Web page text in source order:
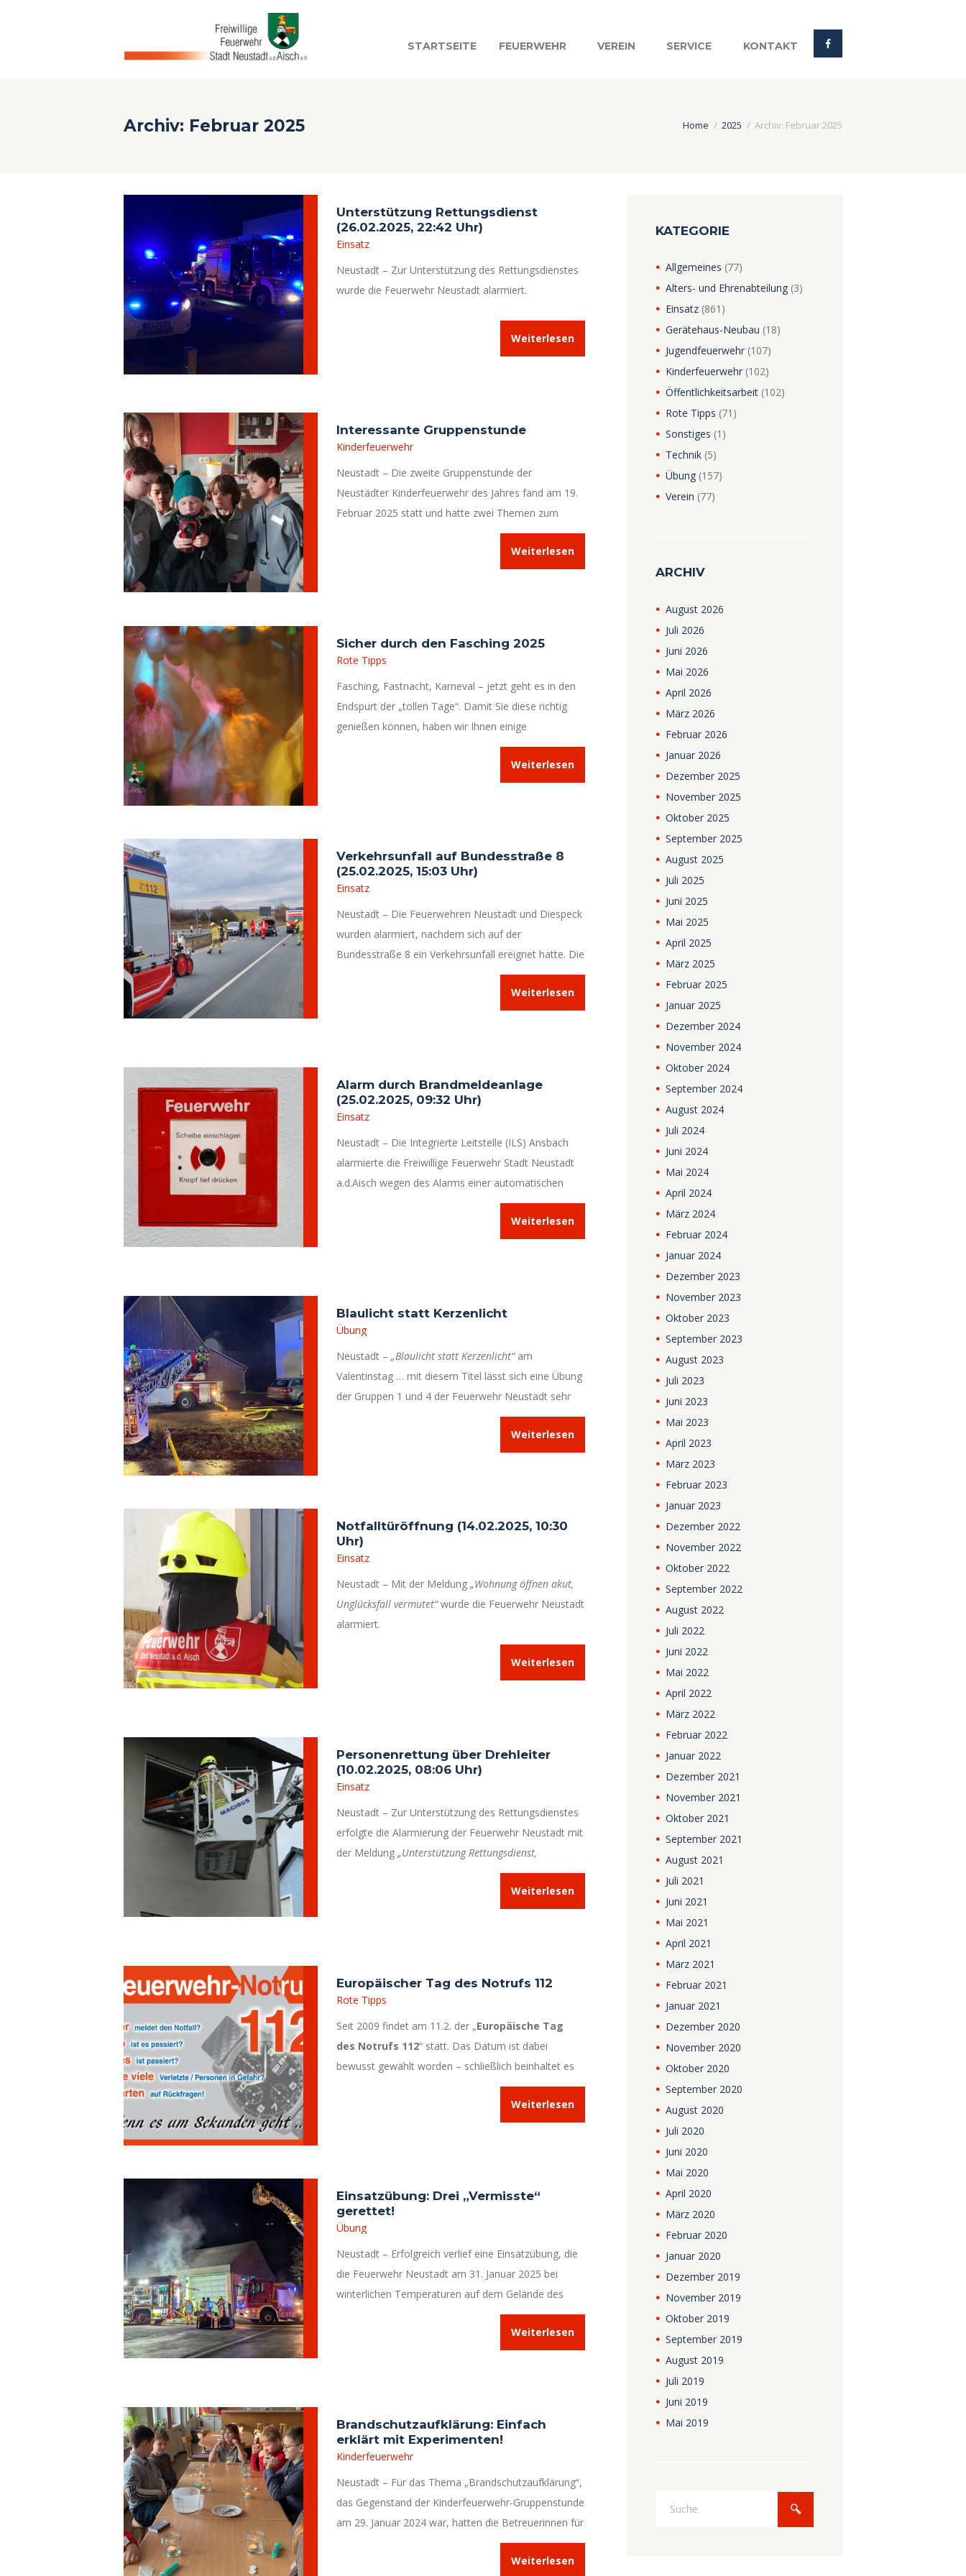
STARTSEITE FEUERWEHR VEREIN SERVICE KONTAKT
Archiv: Februar 2025 Home 2025 Archiv: Februar 2025
Unterstützung Rettungsdienst
(26.02.2025, 22:42 Uhr)
Einsatz
Neustadt – Zur Unterstützung des Rettungsdienstes
wurde die Feuerwehr Neustadt alarmiert.
Weiterlesen
Interessante Gruppenstunde
Kinderfeuerwehr
Neustadt – Die zweite Gruppenstunde der
Neustädter Kinderfeuerwehr des Jahres fand am 19.
Februar 2025 statt und hatte zwei Themen zum
Weiterlesen
Sicher durch den Fasching 2025
Rote Tipps
Fasching, Fastnacht, Karneval – jetzt geht es in den
Endspurt der „tollen Tage“. Damit Sie diese richtig
genießen können, haben wir Ihnen einige
(lebens-)wichtige Sicherheitstipps zusammengestellt.
Weiterlesen
Verkehrsunfall auf Bundesstraße 8
(25.02.2025, 15:03 Uhr)
Einsatz
Neustadt – Die Feuerwehren Neustadt und Diespeck
wurden alarmiert, nachdem sich auf der
Bundesstraße 8 ein Verkehrsunfall ereignet hatte. Die
„Lkw gegen Pkw …“.
Weiterlesen
Alarm durch Brandmeldeanlage
(25.02.2025, 09:32 Uhr)
Einsatz
Neustadt – Die Integrierte Leitstelle (ILS) Ansbach
alarmierte die Freiwillige Feuerwehr Stadt Neustadt
a.d.Aisch wegen des Alarms einer automatischen
Weiterlesen
Blaulicht statt Kerzenlicht
Übung
Neustadt –„Blaulicht statt Kerzenlicht“am
Valentinstag … mit diesem Titel lässt sich eine Übung
der Gruppen 1 und 4 der Feuerwehr Neustadt sehr
gut überschreiben. Die Aktiven trafen sich am 14.
Weiterlesen
Notfalltüröffnung (14.02.2025, 10:30
Uhr)
Einsatz
Neustadt – Mit der Meldung„Wohnung öffnen akut,
Unglücksfall vermutet“wurde die Feuerwehr Neustadt
alarmiert.
Weiterlesen
Personenrettung über Drehleiter
(10.02.2025, 08:06 Uhr)
Einsatz
Neustadt – Zur Unterstützung des Rettungsdienstes
erfolgte die Alarmierung der Feuerwehr Neustadt mit
der Meldung„Unterstützung Rettungsdienst,
Weiterlesen
Europäischer Tag des Notrufs 112
Rote Tipps
Seit 2009 findet am 11.2. der „Europäische Tag
des Notrufs 112“ statt. Das Datum ist dabei
bewusst gewählt worden – schließlich beinhaltet es
die EU-weit einheitliche Notrufnummer 112. Die
Feuerwehr Neustadt unterstützt diese Kampagne
und will mit diesem Artikel dazu beitragen, die
Weiterlesen
Einsatzübung: Drei „Vermisste“
gerettet!
Übung
Neustadt – Erfolgreich verlief eine Einsatzübung, die
die Feuerwehr Neustadt am 31. Januar 2025 bei
winterlichen Temperaturen auf dem Gelände des
Weiterlesen
Brandschutzaufklärung: Einfach
erklärt mit Experimenten!
Kinderfeuerwehr
Neustadt – Für das Thema „Brandschutzaufklärung“,
das Gegenstand der Kinderfeuerwehr-Gruppenstunde
am 29. Januar 2024 war, hatten die Betreuerinnen für
„ihre“ Kinder einmal mehr allerhand vorbereitet.
Weiterlesen
KATEGORIE
Allgemeines (77)
Alters- und Ehrenabteilung(3)
Einsatz(861)
Gerätehaus-Neubau (18)
Jugendfeuerwehr(107)
Kinderfeuerwehr(102)
Öffentlichkeitsarbeit(102)
Rote Tipps (71)
Sonstiges (1)
Technik(5)
Übung(157)
Verein (77)
ARCHIV
August 2026
Juli 2026
Juni 2026
Mai 2026
April 2026
März 2026
Februar 2026
Januar 2026
Dezember 2025
November 2025
Oktober 2025
September 2025
August 2025
Juli 2025
Juni 2025
Mai 2025
April 2025
März 2025
Februar 2025
Januar 2025
Dezember 2024
November 2024
Oktober 2024
September 2024
August 2024
Juli 2024
Juni 2024
Mai 2024
April 2024
März 2024
Februar 2024
Januar 2024
Dezember 2023
November 2023
Oktober 2023
September 2023
August 2023
Juli 2023
Juni 2023
Mai 2023
April 2023
März 2023
Februar 2023
Januar 2023
Dezember 2022
November 2022
Oktober 2022
September 2022
August 2022
Juli 2022
Juni 2022
Mai 2022
April 2022
März 2022
Februar 2022
Januar 2022
Dezember 2021
November 2021
Oktober 2021
September 2021
August 2021
Juli 2021
Juni 2021
Mai 2021
April 2021
März 2021
Februar 2021
Januar 2021
Dezember 2020
November 2020
Oktober 2020
September 2020
August 2020
Juli 2020
Juni 2020
Mai 2020
April 2020
März 2020
Februar 2020
Januar 2020
Dezember 2019
November 2019
Oktober 2019
September 2019
August 2019
Juli 2019
Juni 2019
Mai 2019